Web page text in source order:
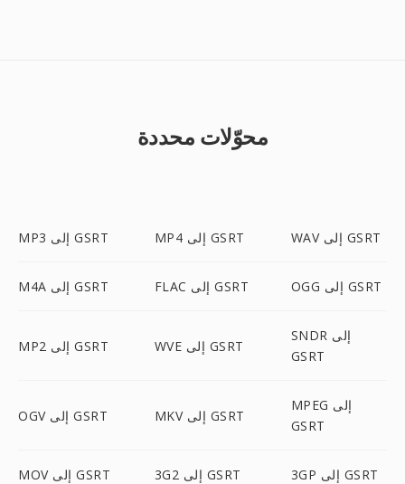
محوّلات محددة
MP3 إلى GSRT MP4 إلى GSRT WAV إلى GSRT
M4A إلى GSRT FLAC إلى GSRT OGG إلى GSRT
MP2 إلى GSRT WVE إلى GSRT
SNDR إلى
GSRT
OGV إلى GSRT MKV إلى GSRT
MPEG إلى
GSRT
MOV إلى GSRT 3G2 إلى GSRT 3GP إلى GSRT